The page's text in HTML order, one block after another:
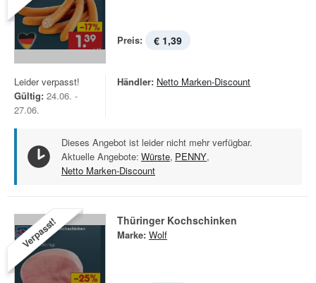
Preis: € 1,39
Leider verpasst!
Gültig: 24.06. -
27.06.
Händler: Netto Marken-Discount
Dieses Angebot ist leider nicht mehr verfügbar.
Aktuelle Angebote: Würste, PENNY,
Netto Marken-Discount
Verpasst! Thüringer Kochschinken
Marke: Wolf